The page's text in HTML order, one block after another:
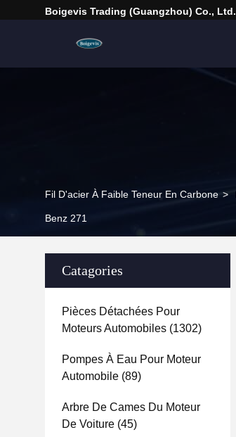
Boigevis Trading (guangzhou) Co., Ltd.
Fil D'acier À Faible Teneur En Carbone >
Benz 271
Catagories
Pièces Détachées Pour
Moteurs Automobiles (1302)
Pompes À Eau Pour Moteur
Automobile (89)
Arbre De Cames Du Moteur
De Voiture (45)